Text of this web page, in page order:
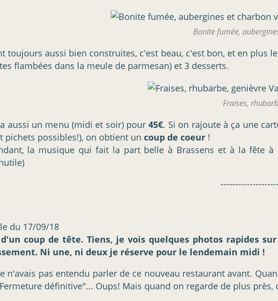
Bonite fumée,
toujours aussi bien construites, c'est beau, c'est bon, et en plus
flambées dans la meule de parmesan) et 3 desserts.
Fraises,
aussi un menu (midi et soir) pour45€. Si on rajoute à ça une
pichets possibles!), on obtient un coup de coeur !
la musique qui fait la part belle à Brassens et à la fête
du 17/09/18
coup de tête. Tiens, je vois quelques photos rapides
Ni une, ni deux je réserve pour le lendemain midi !
n'avais pas entendu parler de ce nouveau restaurant avant.
définitive"... Oups! Mais quand on regarde de plus